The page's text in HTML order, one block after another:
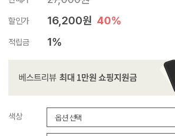
할인가 16,200원 40%
적립금 1%
색상